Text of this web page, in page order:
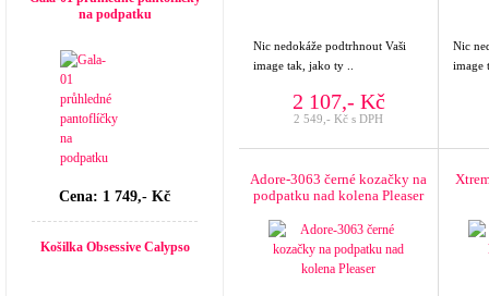
na podpatku
Cena: 1 749,- Kč
Košilka Obsessive Calypso
Nic nedokáže podtrhnout Vaši
image tak, jako ty ..
2 107,- Kč
2 549,- Kč s DPH
Nic
image
Adore-3063 černé kozačky na
podpatku nad kolena Pleaser